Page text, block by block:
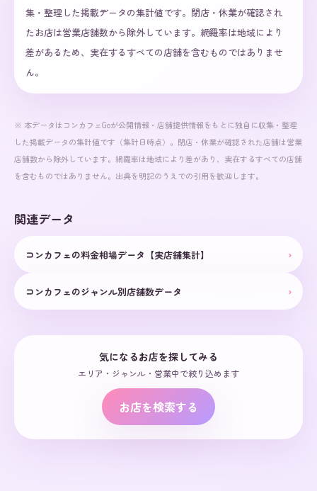
集・整理した掲載データの集計値です。閉店・休業が確認され
たお店は営業店舗数から除外しています。網羅率は地域により
差があるため、実在するすべての店舗を含むものではありませ
ん。
※ 本データはコンカフェGoが公開情報・店舗提供情報をもとに独自に収集・整理
した掲載データの集計値です（集計日時点）。閉店・休業が確認された店舗は営業
店舗数から除外しています。網羅率は地域により差があり、実在するすべての店舗
を含むものではありません。出典を明記のうえでの引用を歓迎します。
関連データ
コンカフェの料金相場データ【実店舗集計】 ›
コンカフェのジャンル別店舗数データ ›
気になるお店を探してみる
エリア・ジャンル・営業中で絞り込めます
お店を検索する